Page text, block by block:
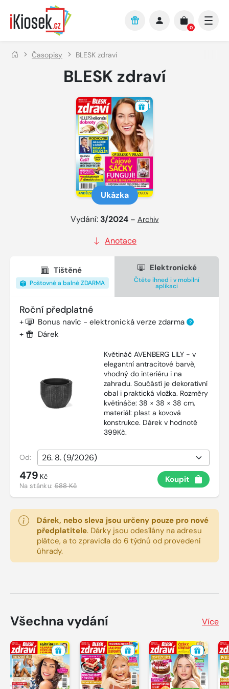
Přejít na hlavní obsah
0
Časopisy BLESK zdraví
BLESK zdraví
Ukázka
Vydání: 3/2024 – Archiv
Anotace
Tištěné
Poštovné a balné ZDARMA
Elektronické
Čtěte ihned i v mobilní
aplikaci
Roční předplatné
+ Bonus navíc - elektronická verze zdarma ?
+ Dárek
Květináč AVENBERG LILY - v
elegantní antracitové barvě,
vhodný do interiéru i na
zahradu. Součástí je dekorativní
obal i praktická vložka. Rozměry
květináče: 38 × 38 × 38 cm,
materiál: plast a kovová
konstrukce. Dárek v hodnotě
399Kč.
Od:
479 Kč
Na stánku:588 Kč
Koupit
Dárek, nebo sleva jsou určeny pouze pro nové
předplatitele. Dárky jsou odesílány na adresu
plátce, a to zpravidla do 6 týdnů od provedení
úhrady.
Všechna vydání Více